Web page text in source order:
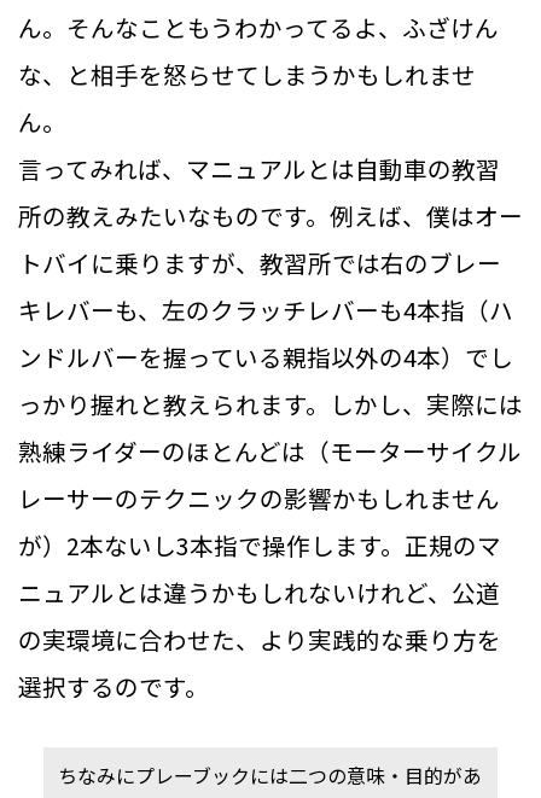
ん。そんなこともうわかってるよ、ふざけん
な、と相手を怒らせてしまうかもしれませ
ん。
言ってみれば、マニュアルとは自動車の教習
所の教えみたいなものです。例えば、僕はオー
トバイに乗りますが、教習所では右のブレー
キレバーも、左のクラッチレバーも4本指（ハ
ンドルバーを握っている親指以外の4本）でし
っかり握れと教えられます。しかし、実際には
熟練ライダーのほとんどは（モーターサイクル
レーサーのテクニックの影響かもしれません
が）2本ないし3本指で操作します。正規のマ
ニュアルとは違うかもしれないけれど、公道
の実環境に合わせた、より実践的な乗り方を
選択するのです。
ちなみにプレーブックには二つの意味・目的があ